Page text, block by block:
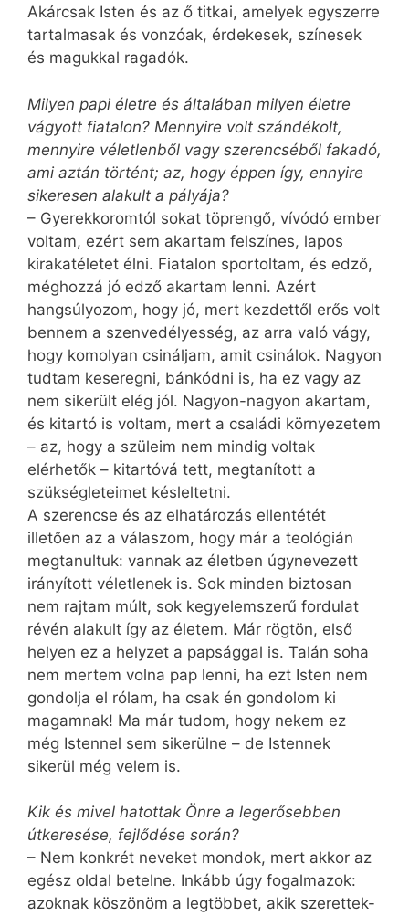
Akárcsak Isten és az ő titkai, amelyek egyszerre
tartalmasak és vonzóak, érdekesek, színesek
és magukkal ragadók.
Milyen papi életre és általában milyen életre
vágyott fiatalon? Mennyire volt szándékolt,
mennyire véletlenből vagy szerencséből fakadó,
ami aztán történt; az, hogy éppen így, ennyire
sikeresen alakult a pályája?
– Gyerekkoromtól sokat töprengő, vívódó ember
voltam, ezért sem akartam felszínes, lapos
kirakatéletet élni. Fiatalon sportoltam, és edző,
méghozzá jó edző akartam lenni. Azért
hangsúlyozom, hogy jó, mert kezdettől erős volt
bennem a szenvedélyesség, az arra való vágy,
hogy komolyan csináljam, amit csinálok. Nagyon
tudtam keseregni, bánkódni is, ha ez vagy az
nem sikerült elég jól. Nagyon-nagyon akartam,
és kitartó is voltam, mert a családi környezetem
– az, hogy a szüleim nem mindig voltak
elérhetők – kitartóvá tett, megtanított a
szükségleteimet késleltetni.
A szerencse és az elhatározás ellentétét
illetően az a válaszom, hogy már a teológián
megtanultuk: vannak az életben úgynevezett
irányított véletlenek is. Sok minden biztosan
nem rajtam múlt, sok kegyelemszerű fordulat
révén alakult így az életem. Már rögtön, első
helyen ez a helyzet a papsággal is. Talán soha
nem mertem volna pap lenni, ha ezt Isten nem
gondolja el rólam, ha csak én gondolom ki
magamnak! Ma már tudom, hogy nekem ez
még Istennel sem sikerülne – de Istennek
sikerül még velem is.
Kik és mivel hatottak Önre a legerősebben
útkeresése, fejlődése során?
– Nem konkrét neveket mondok, mert akkor az
egész oldal betelne. Inkább úgy fogalmazok:
azoknak köszönöm a legtöbbet, akik szerettek-